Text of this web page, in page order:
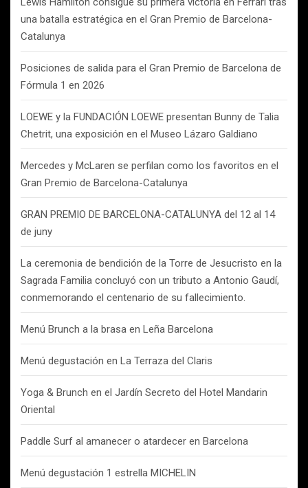
una batalla estratégica en el Gran Premio de Barcelona-
Catalunya
Posiciones de salida para el Gran Premio de Barcelona de
Fórmula 1 en 2026
LOEWE y la FUNDACIÓN LOEWE presentan Bunny de Talia
Chetrit, una exposición en el Museo Lázaro Galdiano
Mercedes y McLaren se perfilan como los favoritos en el
Gran Premio de Barcelona-Catalunya
GRAN PREMIO DE BARCELONA-CATALUNYA del 12 al 14
de juny
La ceremonia de bendición de la Torre de Jesucristo en la
Sagrada Familia concluyó con un tributo a Antonio Gaudí,
conmemorando el centenario de su fallecimiento.
Menú Brunch a la brasa en Leña Barcelona
Menú degustación en La Terraza del Claris
Yoga & Brunch en el Jardín Secreto del Hotel Mandarin
Oriental
Paddle Surf al amanecer o atardecer en Barcelona
Menú degustación 1 estrella MICHELIN